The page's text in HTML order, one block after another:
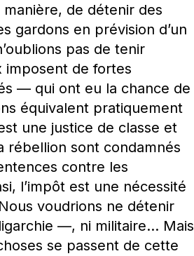
de détenir des
gardons en prévision d’un
pas de tenir
imposent de fortes
— qui ont eu la chance de
équivalent pratiquement
une justice de classe et
rébellion sont condamnés
contre les
l’impôt est une nécessité
voudrions ne détenir
—, ni militaire… Mais
se passent de cette